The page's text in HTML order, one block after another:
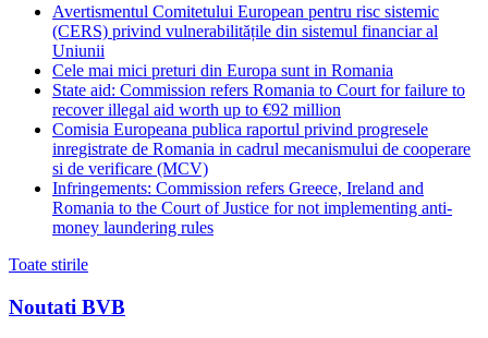
Avertismentul Comitetului European pentru risc sistemic
(CERS) privind vulnerabilitățile din sistemul financiar al
Uniunii
Cele mai mici preturi din Europa sunt in Romania
State aid: Commission refers Romania to Court for failure to
recover illegal aid worth up to €92 million
Comisia Europeana publica raportul privind progresele
inregistrate de Romania in cadrul mecanismului de cooperare
si de verificare (MCV)
Infringements: Commission refers Greece, Ireland and
Romania to the Court of Justice for not implementing anti-
money laundering rules
Toate stirile
Noutati BVB